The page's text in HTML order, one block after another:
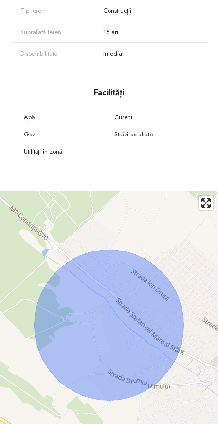
Tip teren Construcții
Suprafață teren 15 ari
Disponibilitate Imediat
Facilități
Apă
Curent
Gaz
Străzi asfaltate
Utilități în zonă